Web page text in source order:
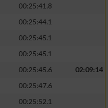
00:25:41.8
00:25:44.1
00:25:45.1
00:25:45.1
00:25:45.6
02:09:14
00:25:47.6
00:25:52.1